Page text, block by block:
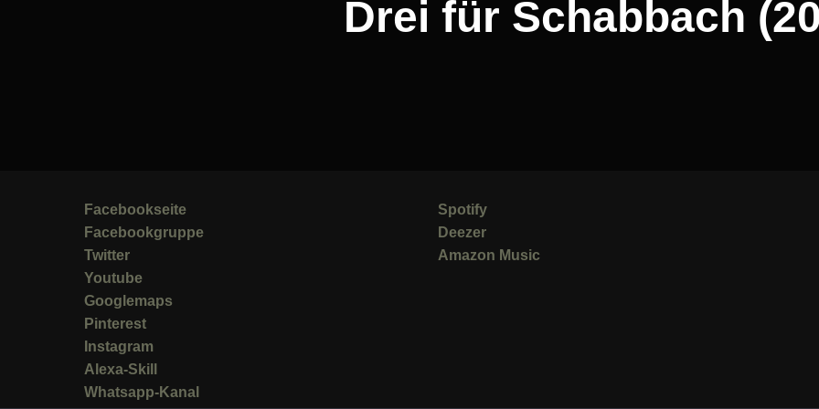
Drei für Schabbach
Facebookseite
Facebookgruppe
Twitter
Youtube
Googlemaps
Pinterest
Instagram
Alexa-Skill
Whatsapp-Kanal
Spotify
Deezer
Amazon Music